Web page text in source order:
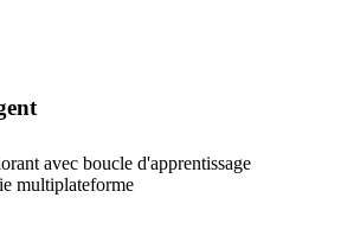
avec boucle d'apprentissage
multiplateforme